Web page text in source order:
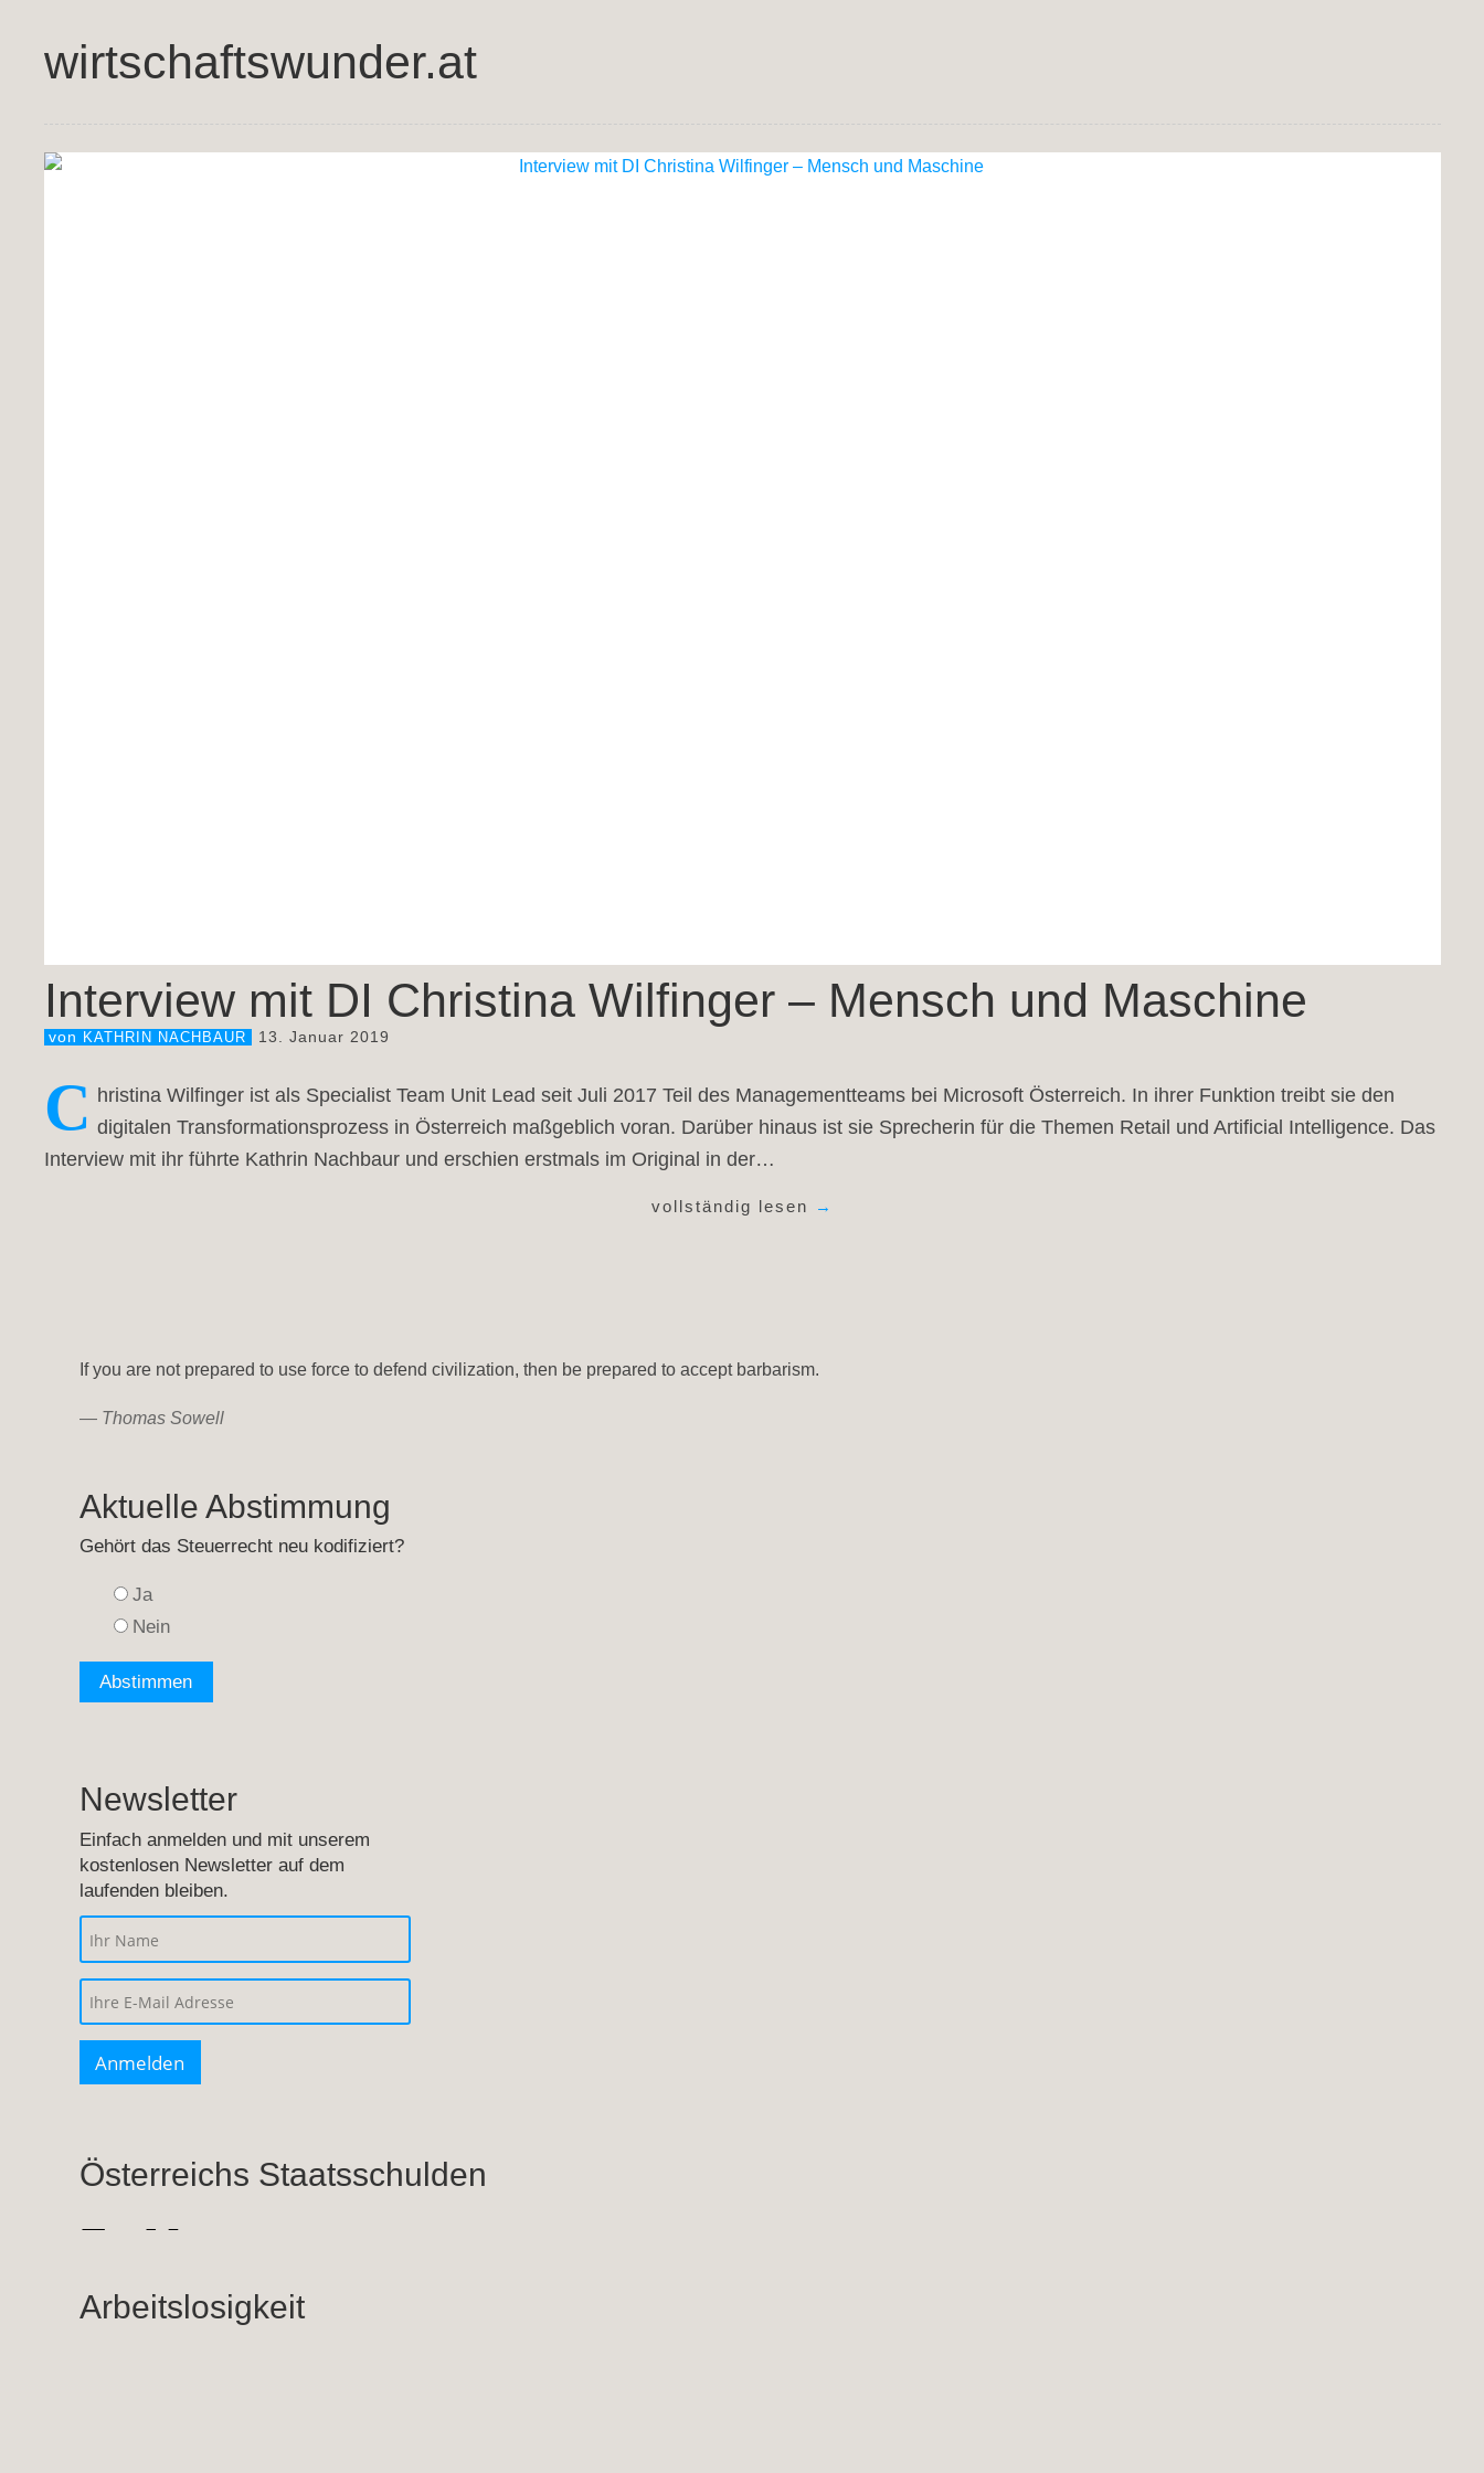
wirtschaftswunder.at
Interview mit DI Christina Wilfinger – Mensch und Maschine
von KATHRIN NACHBAUR 13. Januar 2019
C hristina Wilfinger ist als Specialist Team Unit Lead seit Juli 2017 Teil des Managementteams bei Microsoft Österreich. In ihrer Funktion treibt sie den
digitalen Transformationsprozess in Österreich maßgeblich voran. Darüber hinaus ist sie Sprecherin für die Themen Retail und Artificial Intelligence. Das
Interview mit ihr führte Kathrin Nachbaur und erschien erstmals im Original in der…
vollständig lesen →
If you are not prepared to use force to defend civilization, then be prepared to accept barbarism.
— Thomas Sowell
Aktuelle Abstimmung
Gehört das Steuerrecht neu kodifiziert?
Ja
Nein
Newsletter
Einfach anmelden und mit unserem
kostenlosen Newsletter auf dem
laufenden bleiben.
Österreichs Staatsschulden
Arbeitslosigkeit